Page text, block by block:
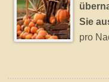
Sie
pro